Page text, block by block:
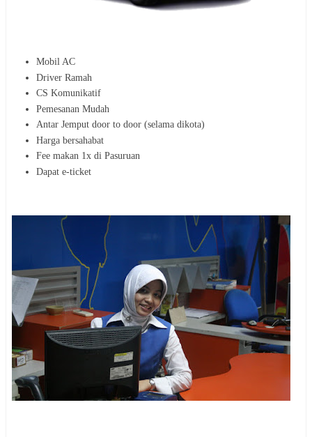
Mobil AC
Driver Ramah
CS Komunikatif
Pemesanan Mudah
Antar Jemput door to door (selama dikota)
Harga bersahabat
Fee makan 1x di Pasuruan
Dapat e-ticket